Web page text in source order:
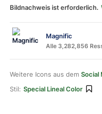
Bildnachweis ist erforderlich.
Magnific
Alle 3,282,856
Weitere Icons aus dem Social
Stil: Special Lineal Color